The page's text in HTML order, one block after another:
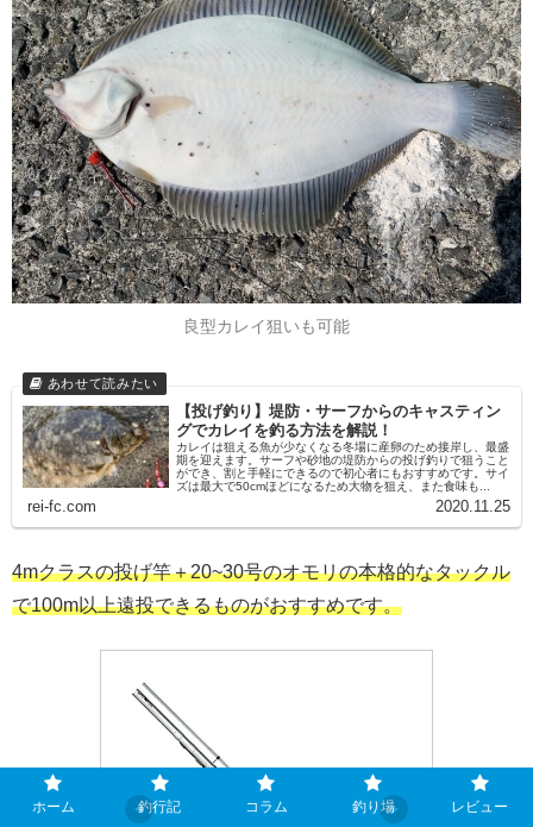
良型カレイ狙いも可能
【投げ釣り】堤防・サーフからのキャスティン
グでカレイを釣る方法を解説！
カレイは狙える魚が少なくなる冬場に産卵のため接岸し、最盛
期を迎えます。サーフや砂地の堤防からの投げ釣りで狙うこと
ができ、割と手軽にできるので初心者にもおすすめです。サイ
ズは最大で50cmほどになるため大物を狙え、また食味も...
rei-fc.com 2020.11.25
4mクラスの投げ竿＋20~30号のオモリの本格的なタックル
で100m以上遠投できるものがおすすめです。
ホーム 釣行記 コラム 釣り場 レビュー